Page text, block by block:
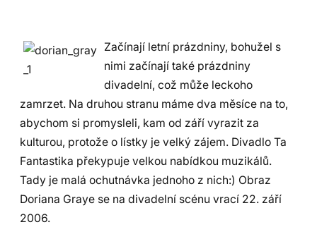
Začínají letní prázdniny, bohužel s
nimi začínají také prázdniny
divadelní, což může leckoho
zamrzet. Na druhou stranu máme dva měsíce na to,
abychom si promysleli, kam od září vyrazit za
kulturou, protože o lístky je velký zájem. Divadlo Ta
Fantastika překypuje velkou nabídkou muzikálů.
Tady je malá ochutnávka jednoho z nich:) Obraz
Doriana Graye se na divadelní scénu vrací 22. září
2006.